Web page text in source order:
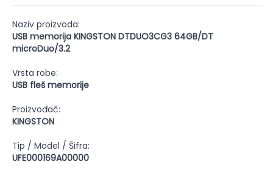
Naziv proizvoda:
USB memorija KINGSTON DTDUO3CG3 64GB/DT
microDuo/3.2
Vrsta robe:
USB fleš memorije
Proizvođač:
KINGSTON
Tip / Model / Šifra:
UFE000169A00000